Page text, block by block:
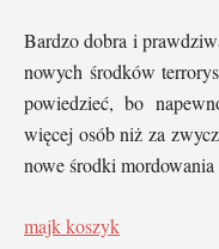
Bardzo dobra i
nowych środków
powiedzieć, bo
więcej osób niż za
nowe środki
majk koszyk